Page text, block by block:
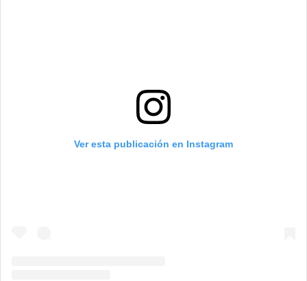
Ver esta publicación en Instagram